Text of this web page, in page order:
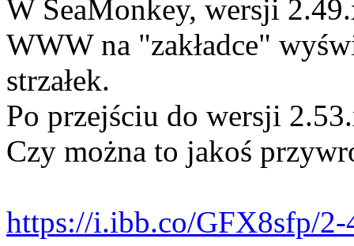
W SeaMonkey, wersji
WWW na "zakładce"
strzałek.
Po przejściu do wersji
Czy można to jakoś
https://i.ibb.co/GFX8sfp/